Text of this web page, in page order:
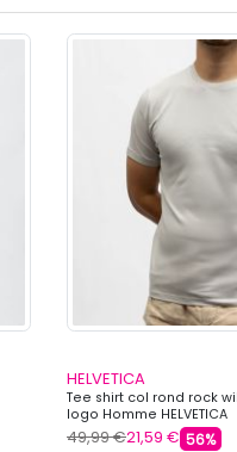
HELVETICA
Tee shirt col rond rock
logo Homme HELVETICA
49,99 €21,59 € 56%